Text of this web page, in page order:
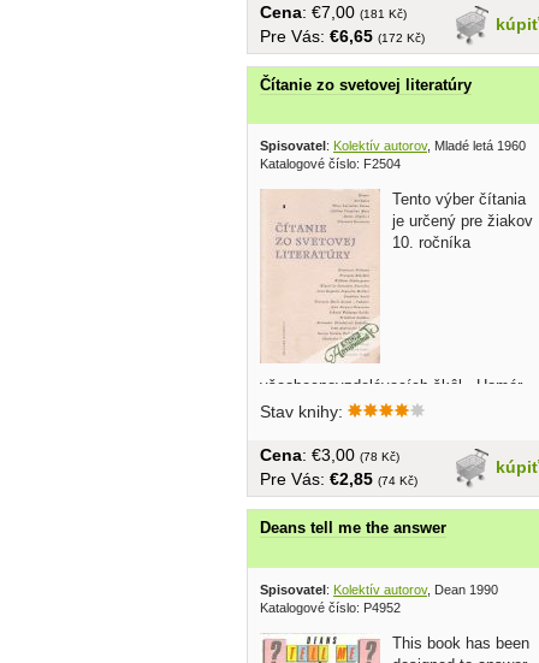
kúpiť
Cena: €7,00 (181 Kč)
Pre Vás: €6,65 (172 Kč)
Čítanie zo svetovej literatúry
Spisovatel : Kolektív autorov, Mladé letá 1960
Katalogové číslo: F2504
Tento výber čítania
je určený pre žiakov
10. ročníka
všeobecnovzdelávacích škôl - Homér,
Aischylos, Titus Lucretius Carus,
Alighieri,...
Stav knihy:
kúpiť
Cena: €3,00 (78 Kč)
Pre Vás: €2,85 (74 Kč)
Deans tell me the answer
Spisovatel: Kolektív autorov, Dean 1990
Katalogové číslo: P4952
This book has been